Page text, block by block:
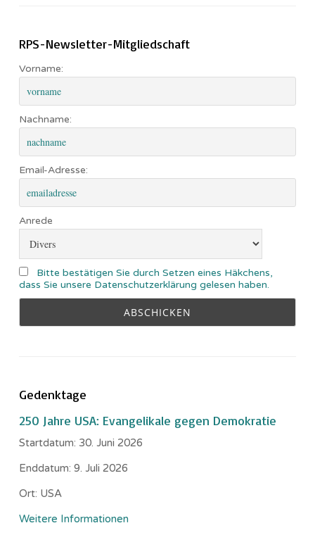
RPS-Newsletter-Mitgliedschaft
Vorname:
Nachname:
Email-Adresse:
Anrede
Bitte bestätigen Sie durch Setzen eines Häkchens,
dass Sie unsere Datenschutzerklärung gelesen haben.
Gedenktage
250 Jahre USA: Evangelikale gegen Demokratie
Startdatum: 30. Juni 2026
Enddatum: 9. Juli 2026
Ort: USA
Weitere Informationen